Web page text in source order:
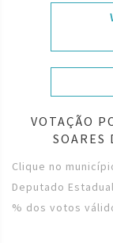
VOTAÇÃO
SOARES
Clique no
Deputado
% dos votos